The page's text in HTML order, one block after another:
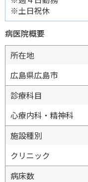
※土日祝休
病医院概要
所在地
広島県広島市
診療科目
心療内科・精神科
施設種別
クリニック
病床数